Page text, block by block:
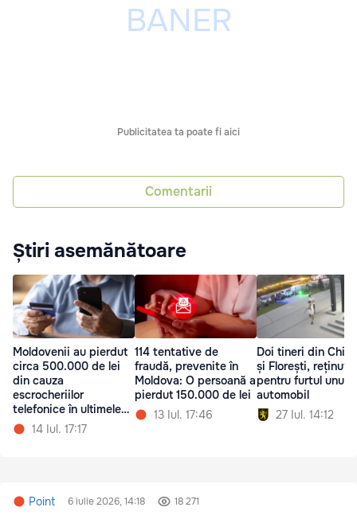
Publicitatea ta poate fi aici
Comentarii
Știri asemănătoare
Moldovenii au pierdut
circa 500.000 de lei
din cauza
escrocheriilor
telefonice în ultimele
24 de ore
14 Iul. 17:17
114 tentative de
fraudă, prevenite în
Moldova: O persoană a
pierdut 150.000 de lei
13 Iul. 17:46
Doi tineri din
și Florești, reținuți
pentru furtul unui
automobil
27 Iul. 14:12
Point 6 iulie 2026, 14:18 18 271